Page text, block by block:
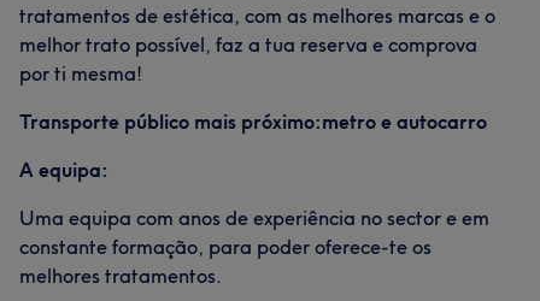
tratamentos de estética, com as melhores marcas e o
melhor trato possível, faz a tua reserva e comprova
por ti mesma!
Transporte público mais próximo:metro e autocarro
A equipa:
Uma equipa com anos de experiência no sector e em
constante formação, para poder oferece-te os
melhores tratamentos.